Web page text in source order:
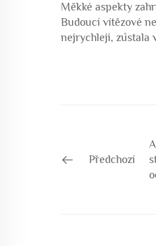
Měkké aspekty
Budoucí vítězové
nejrychleji, zůstala
Předchozí